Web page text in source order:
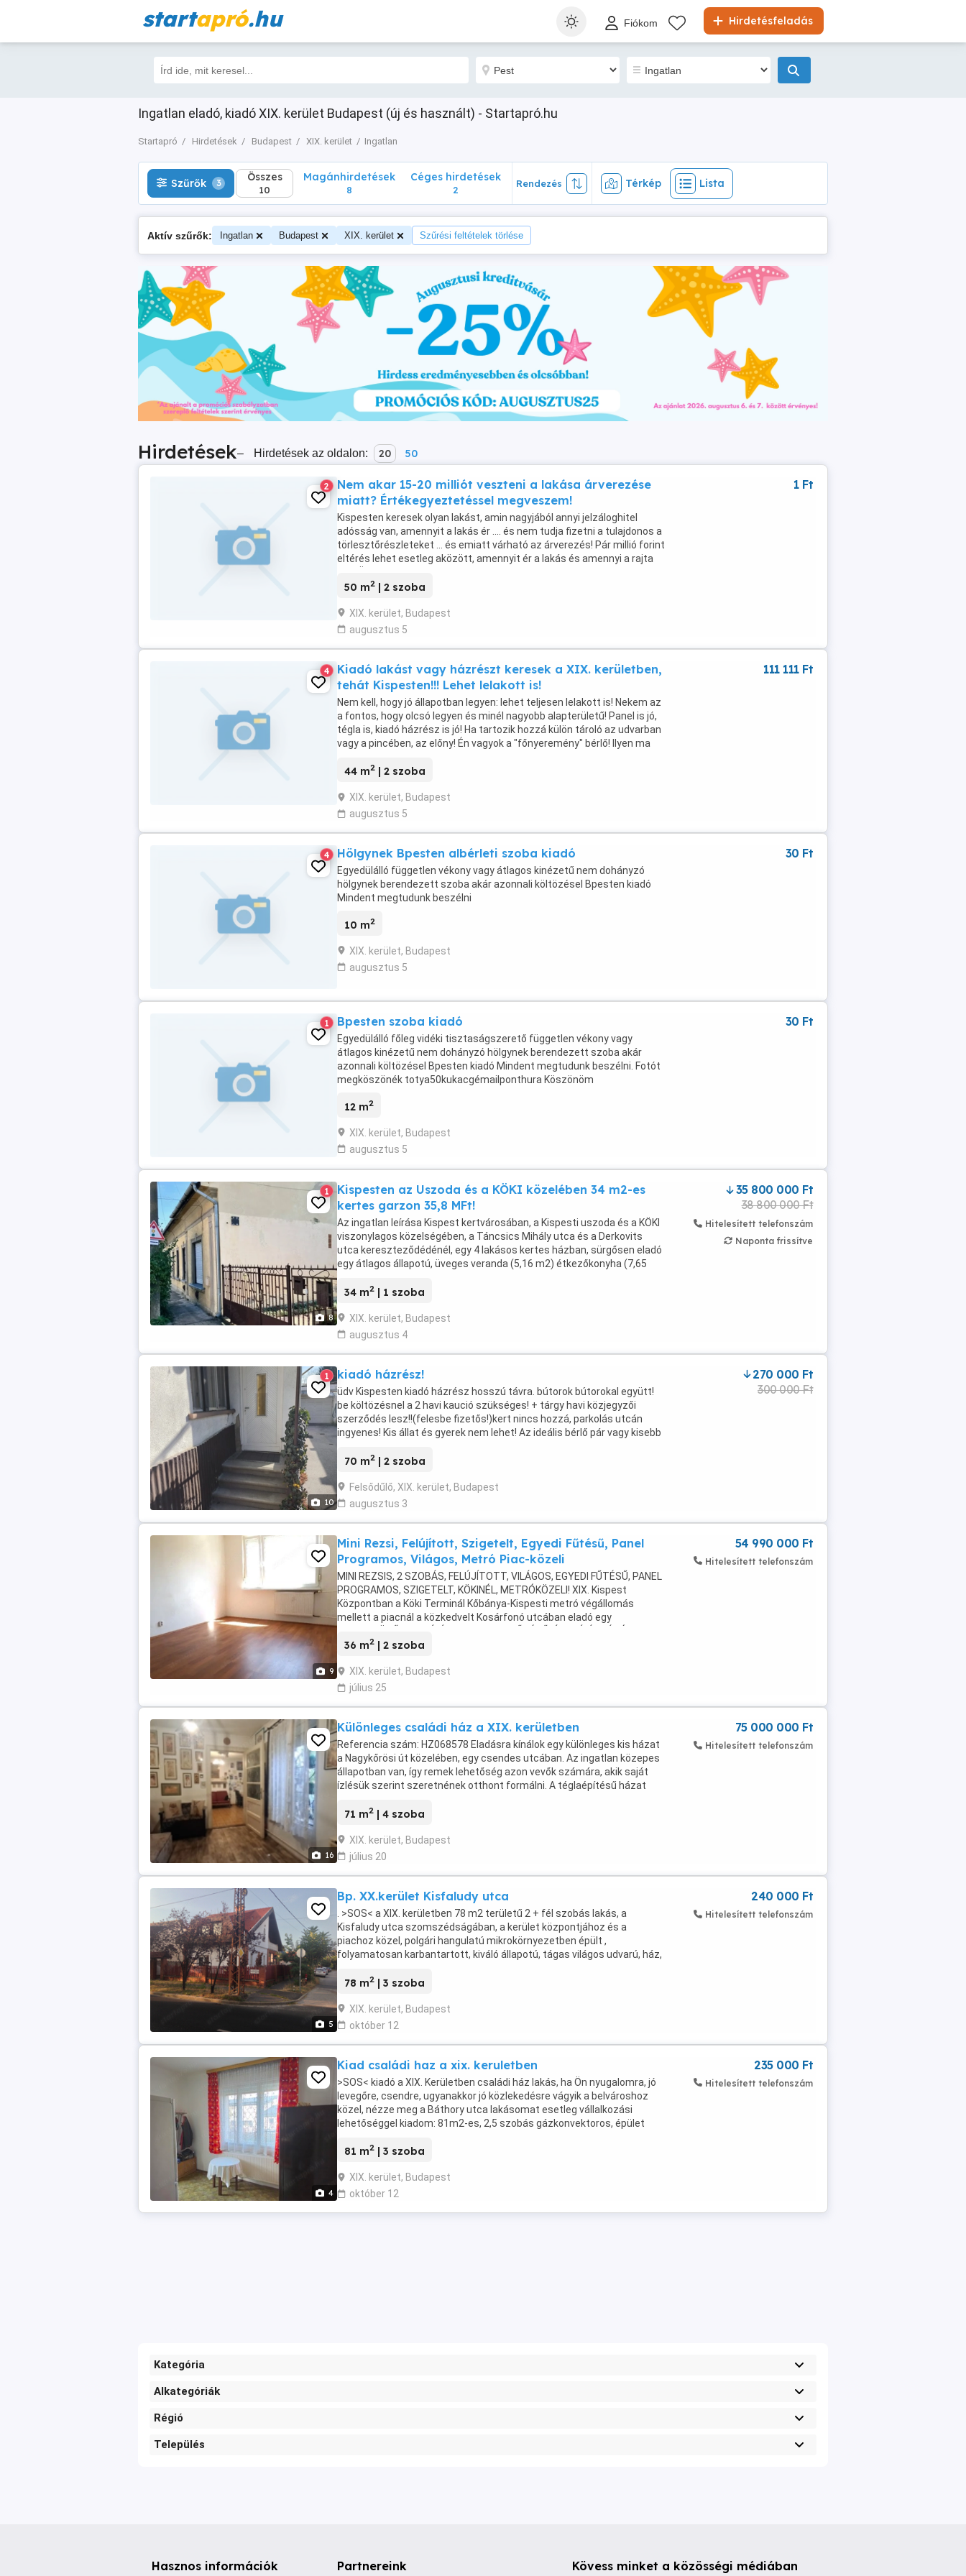
startapró.hu Hirdetésfeladás
Fiókom
Ingatlan eladó, kiadó XIX. kerület Budapest (új és használt) - Startapró.hu
Startapró Hirdetések Budapest XIX. kerület Ingatlan
Szűrők 3 Összes
10
Térkép Lista
Szűrők 3 Összes
10
Magánhirdetések
8
Céges hirdetések
2
Rendezés Térkép Lista
Aktív szűrők: Ingatlan Budapest XIX. kerület Szűrési feltételek törlése
Hirdetések– Hirdetések az oldalon: 20 50
2
Nem akar 15-20 milliót veszteni a lakása árverezése
miatt? Értékegyeztetéssel megveszem!
Kispesten keresek olyan lakást, amin nagyjából annyi jelzáloghitel
adósság van, amennyit a lakás ér .... és nem tudja fizetni a tulajdonos a
törlesztőrészleteket ... és emiatt várható az árverezés! Pár millió forint
eltérés lehet esetleg aközött, amennyit ér a lakás és amennyi a rajta
50 m2 | 2 szoba
XIX. kerület, Budapest
augusztus 5
1 Ft
4
Kiadó lakást vagy házrészt keresek a XIX. kerületben,
tehát Kispesten!!! Lehet lelakott is!
Nem kell, hogy jó állapotban legyen: lehet teljesen lelakott is! Nekem az
a fontos, hogy olcsó legyen és minél nagyobb alapterületű! Panel is jó,
tégla is, kiadó házrész is jó! Ha tartozik hozzá külön tároló az udvarban
vagy a pincében, az előny! Én vagyok a "főnyeremény" bérlő! Ilyen ma
44 m2 | 2 szoba
XIX. kerület, Budapest
augusztus 5
111 111 Ft
4 Hölgynek Bpesten albérleti szoba kiadó
Egyedülálló független vékony vagy átlagos kinézetű nem dohányzó
hölgynek berendezett szoba akár azonnali költözésel Bpesten kiadó
Mindent megtudunk beszélni
10 m2
XIX. kerület, Budapest
augusztus 5
30 Ft
1 Bpesten szoba kiadó
Egyedülálló főleg vidéki tisztaságszerető független vékony vagy
átlagos kinézetű nem dohányzó hölgynek berendezett szoba akár
azonnali költözésel Bpesten kiadó Mindent megtudunk beszélni. Fotót
megköszönék totya50kukacgémailponthura Köszönöm
12 m2
XIX. kerület, Budapest
augusztus 5
30 Ft
8
1
Kispesten az Uszoda és a KÖKI közelében 34 m2-es
kertes garzon 35,8 MFt!
Az ingatlan leírása Kispest kertvárosában, a Kispesti uszoda és a KÖKI
viszonylagos közelségében, a Táncsics Mihály utca és a Derkovits
utca kereszteződédénél, egy 4 lakásos kertes házban, sürgősen eladó
egy átlagos állapotú, üveges veranda (5,16 m2) étkezőkonyha (7,65
34 m2 | 1 szoba
XIX. kerület, Budapest
augusztus 4
35 800 000 Ft
38 800 000 Ft
Hitelesített telefonszám
Naponta frissítve
10
1 kiadó házrész!
üdv Kispesten kiadó házrész hosszú távra. bútorok bútorokal együtt!
be költözésnel a 2 havi kaució szükséges! + tárgy havi közjegyzői
szerződés lesz!!(felesbe fizetős!)kert nincs hozzá, parkolás utcán
ingyenes! Kis állat és gyerek nem lehet! Az ideális bérlő pár vagy kisebb
70 m2 | 2 szoba
Felsődűlő, XIX. kerület, Budapest
augusztus 3
270 000 Ft
300 000 Ft
9
Mini Rezsi, Felújított, Szigetelt, Egyedi Fűtésű, Panel
Programos, Világos, Metró Piac-közeli
MINI REZSIS, 2 SZOBÁS, FELÚJÍTOTT, VILÁGOS, EGYEDI FŰTÉSŰ, PANEL
PROGRAMOS, SZIGETELT, KÖKINÉL, METRÓKÖZELI! XIX. Kispest
Központban a Köki Terminál Kőbánya-Kispesti metró végállomás
mellett a piacnál a közkedvelt Kosárfonó utcában eladó egy
36 m2 | 2 szoba
XIX. kerület, Budapest
július 25
54 990 000 Ft
Hitelesített telefonszám
16
Különleges családi ház a XIX. kerületben
Referencia szám: HZ068578 Eladásra kínálok egy különleges kis házat
a Nagykőrösi út közelében, egy csendes utcában. Az ingatlan közepes
állapotban van, így remek lehetőség azon vevők számára, akik saját
ízlésük szerint szeretnének otthont formálni. A téglaépítésű házat
71 m2 | 4 szoba
XIX. kerület, Budapest
július 20
75 000 000 Ft
Hitelesített telefonszám
5
Bp. XX.kerület Kisfaludy utca
. >SOS< a XIX. kerületben 78 m2 területű 2 + fél szobás lakás, a
Kisfaludy utca szomszédságában, a kerület központjához és a
piachoz közel, polgári hangulatú mikrokörnyezetben épült ,
folyamatosan karbantartott, kiváló állapotú, tágas világos udvarú, ház,
78 m2 | 3 szoba
XIX. kerület, Budapest
október 12
240 000 Ft
Hitelesített telefonszám
4
Kiad családi haz a xix. keruletben
>SOS< kiadó a XIX. Kerületben családi ház lakás, ha Ön nyugalomra, jó
levegőre, csendre, ugyanakkor jó közlekedésre vágyik a belvároshoz
közel, nézze meg a Báthory utca lakásomat esetleg vállalkozási
lehetőséggel kiadom: 81m2-es, 2,5 szobás gázkonvektoros, épület
81 m2 | 3 szoba
XIX. kerület, Budapest
október 12
235 000 Ft
Hitelesített telefonszám
Kategória
Alkategóriák
Régió
Település
Hasznos információk Partnereink Kövess minket a közösségi médiában